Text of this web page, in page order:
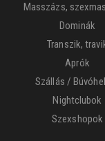
Masszázs,
Dominák
Transzik,
Aprók
Szállás /
Nightclubok
Szexshopok